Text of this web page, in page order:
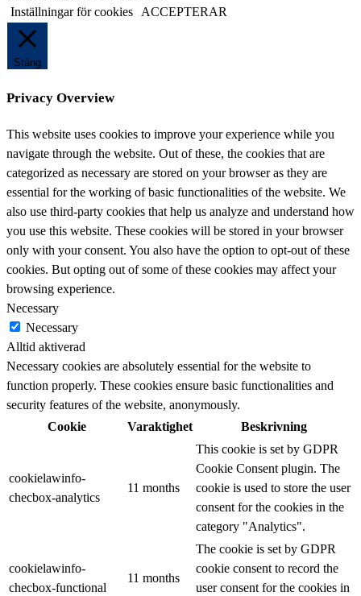
Inställningar för cookies
ACCEPTERAR
Stäng
Privacy Overview
This website uses cookies to improve your experience while you
navigate through the website. Out of these, the cookies that are
categorized as necessary are stored on your browser as they are
essential for the working of basic functionalities of the website. We
also use third-party cookies that help us analyze and understand how
you use this website. These cookies will be stored in your browser
only with your consent. You also have the option to opt-out of these
cookies. But opting out of some of these cookies may affect your
browsing experience.
Necessary
Necessary
Alltid aktiverad
Necessary cookies are absolutely essential for the website to
function properly. These cookies ensure basic functionalities and
security features of the website, anonymously.
Cookie
Varaktighet Beskrivning
cookielawinfo-
checbox-analytics
11 months
This cookie is set by GDPR
Cookie Consent plugin. The
cookie is used to store the user
consent for the cookies in the
category "Analytics".
cookielawinfo-
checbox-functional
11 months
The cookie is set by GDPR
cookie consent to record the
user consent for the cookies in